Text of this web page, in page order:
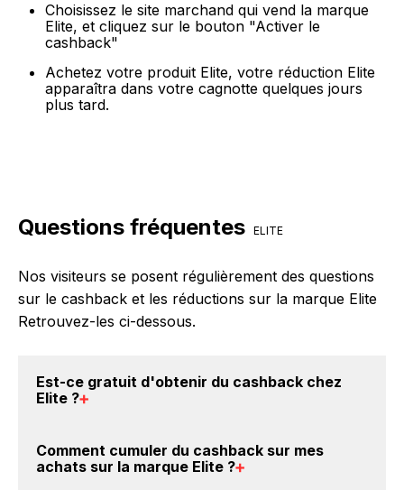
Choisissez le site marchand qui vend la marque
Elite, et cliquez sur le bouton "Activer le
cashback"
Achetez votre produit Elite, votre réduction Elite
apparaîtra dans votre cagnotte quelques jours
plus tard.
Questions fréquentes ELITE
Nos visiteurs se posent régulièrement des questions
sur le cashback et les réductions sur la marque Elite
Retrouvez-les ci-dessous.
Est-ce gratuit d'obtenir du cashback chez
Elite ?
compte gratuitement pour cumuler vos réductions
cashback sur vos achats sur la marque Elite. Oui,
Comment cumuler du cashback sur mes
achats sur la marque Elite ?